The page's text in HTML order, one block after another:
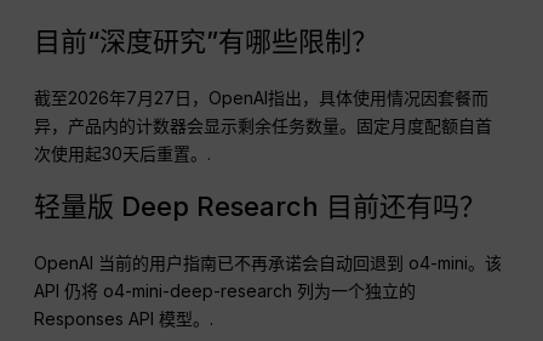
目前“深度研究”有哪些限制？
截至2026年7月27日，OpenAI指出，具体使用情况因套餐而
异，产品内的计数器会显示剩余任务数量。固定月度配额自首
次使用起30天后重置。.
轻量版 Deep Research 目前还有吗？
OpenAI 当前的用户指南已不再承诺会自动回退到 o4-mini。该
API 仍将 o4-mini-deep-research 列为一个独立的
Responses API 模型。.